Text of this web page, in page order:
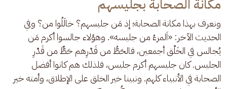
مكانة الصحابة بجليسهم
ونعرف بهذا مكانة الصحابة؛ إذ مَن جليسهم؟ خالَلُوا من؟ وفي
الحديث الآخر: «اَلمرءُ من جليسه». وهؤلاء جالسوا أكرم مَن
يُجالس في الخَلْق أجمعين، فالحَطُّ من قَدْرِهم حَطٌّ من قَدْرِ
الجليس. كان جليسهم أكرم جليس، فلذلك هم كانوا أفضل
الصحابة في الأنبياء كلهم. ونبينا خير الخلق على الإطلاق، وأمته خير